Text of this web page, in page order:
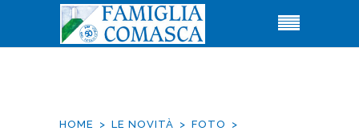
HOME LE NOVITÀ
FOTO